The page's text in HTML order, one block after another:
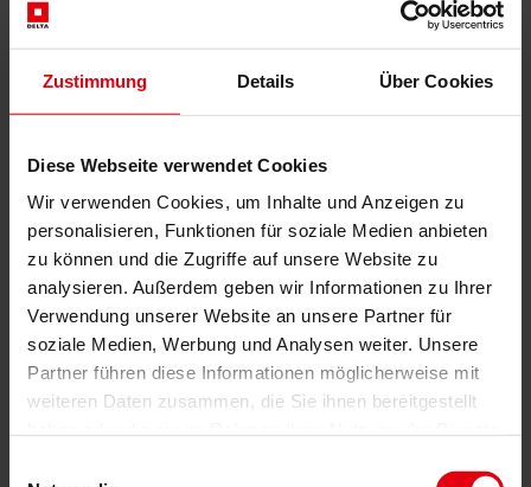
Zustimmung Details Über Cookies
Diese Webseite verwendet Cookies
Wir verwenden Cookies, um Inhalte und Anzeigen zu
personalisieren, Funktionen für soziale Medien anbieten
zu können und die Zugriffe auf unsere Website zu
analysieren. Außerdem geben wir Informationen zu Ihrer
Verwendung unserer Website an unsere Partner für
soziale Medien, Werbung und Analysen weiter. Unsere
Partner führen diese Informationen möglicherweise mit
weiteren Daten zusammen, die Sie ihnen bereitgestellt
Projektsteuerung und Projektleitung
Begleitende Kontrolle
Baulogistik
Integrale Beratung
ESG und EU-Taxonomie Beratung
Gebäudezertifizierung
Gutachten
Projektmonitoring
Referenzen
Über uns
Karriere
Kontakt
News & Events